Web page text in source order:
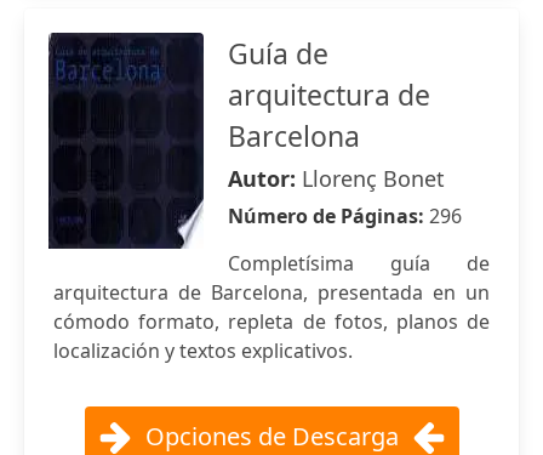
Guía de
arquitectura de
Barcelona
Autor: Llorenç Bonet
Número de Páginas: 296
Completísima guía de
arquitectura de Barcelona, presentada en un
cómodo formato, repleta de fotos, planos de
localización y textos explicativos.
Opciones de Descarga